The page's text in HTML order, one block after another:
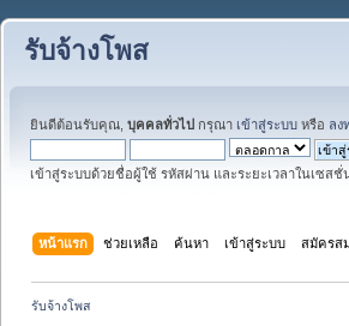
รับจ้างโพส
ยินดีต้อนรับคุณ, บุคคลทั่วไป กรุณา เข้าสู่ระบบ หรือ ลง
เข้าสู่ระบบด้วยชื่อผู้ใช้ รหัสผ่าน และระยะเวลาในเซสชั่
หน้าแรก ช่วยเหลือ ค้นหา เข้าสู่ระบบ สมัครส
รับจ้างโพส